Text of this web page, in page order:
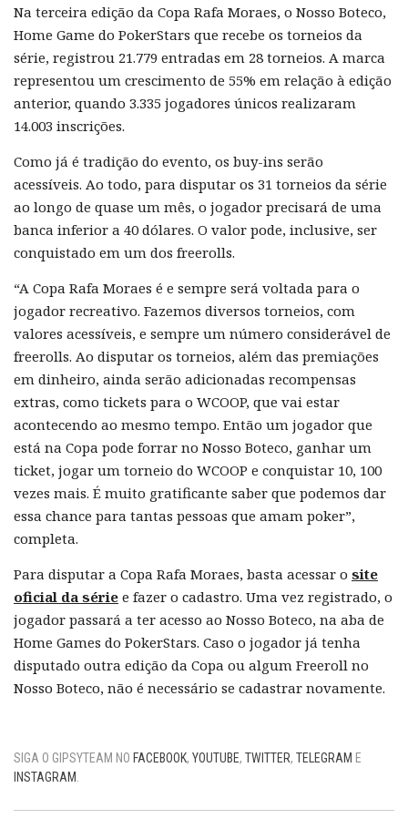
Na terceira edição da Copa Rafa Moraes, o Nosso Boteco,
Home Game do PokerStars que recebe os torneios da
série, registrou 21.779 entradas em 28 torneios. A marca
representou um crescimento de 55% em relação à edição
anterior, quando 3.335 jogadores únicos realizaram
14.003 inscrições.
Como já é tradição do evento, os buy-ins serão
acessíveis. Ao todo, para disputar os 31 torneios da série
ao longo de quase um mês, o jogador precisará de uma
banca inferior a 40 dólares. O valor pode, inclusive, ser
conquistado em um dos freerolls.
“A Copa Rafa Moraes é e sempre será voltada para o
jogador recreativo. Fazemos diversos torneios, com
valores acessíveis, e sempre um número considerável de
freerolls. Ao disputar os torneios, além das premiações
em dinheiro, ainda serão adicionadas recompensas
extras, como tickets para o WCOOP, que vai estar
acontecendo ao mesmo tempo. Então um jogador que
está na Copa pode forrar no Nosso Boteco, ganhar um
ticket, jogar um torneio do WCOOP e conquistar 10, 100
vezes mais. É muito gratificante saber que podemos dar
essa chance para tantas pessoas que amam poker”,
completa.
Para disputar a Copa Rafa Moraes, basta acessar o site
oficial da série e fazer o cadastro. Uma vez registrado, o
jogador passará a ter acesso ao Nosso Boteco, na aba de
Home Games do PokerStars. Caso o jogador já tenha
disputado outra edição da Copa ou algum Freeroll no
Nosso Boteco, não é necessário se cadastrar novamente.
SIGA O GIPSYTEAM NO FACEBOOK, YOUTUBE, TWITTER, TELEGRAM E
INSTAGRAM